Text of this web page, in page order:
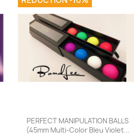
Aperçu rapide
PERFECT MANIPULATION BALLS
(45mm Multi-Color Bleu Violet...